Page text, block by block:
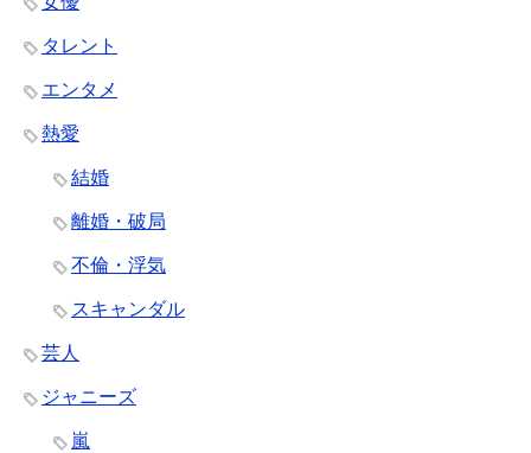
タレント
エンタメ
熱愛
結婚
離婚・破局
不倫・浮気
スキャンダル
芸人
ジャニーズ
嵐